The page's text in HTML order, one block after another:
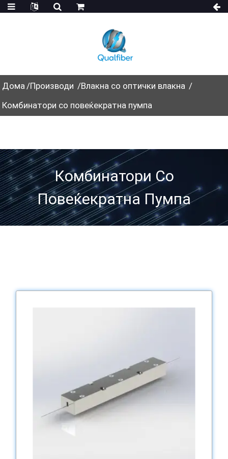
Дома Производи
Влакна со оптички влакна
Комбинатори со повеќекратна пумпа
Комбинатори Со
Повеќекратна Пумпа